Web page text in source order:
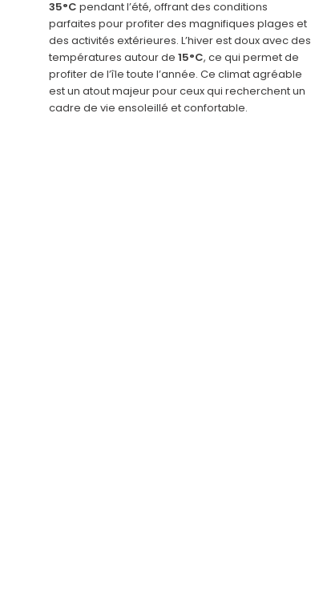
35°C pendant l’été, offrant des conditions
parfaites pour profiter des magnifiques plages et
des activités extérieures. L’hiver est doux avec des
températures autour de 15°C, ce qui permet de
profiter de l’île toute l’année. Ce climat agréable
est un atout majeur pour ceux qui recherchent un
cadre de vie ensoleillé et confortable.